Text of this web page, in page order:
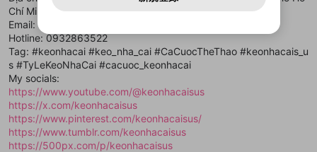
Chí Minh, Việt Nam
Email: keonhacaisus@gmail.com
Hotline: 0932863522
Tag: #keonhacai #keo_nha_cai #CaCuocTheThao #keonhacais_u
s #TyLeKeoNhaCai #cacuoc_keonhacai
My socials:
https://www.youtube.com/@keonhacaisus
https://x.com/keonhacaisus
https://www.pinterest.com/keonhacaisus/
https://www.tumblr.com/keonhacaisus
https://500px.com/p/keonhacaisus
動画のプレイリストを一つ選択すると、そのプレイ
ることができます。
動画プレイリストを選択
閉じる
Appleでサインアップ
mellow-fanの利用規約・プライバシーポリシー・外部
サービスとのID連携に関する同意事項
で、次にお進みください
アカウント作成
mellow-fanからのお得な情報をメールで受
け取る
Appleでサインイン
mellow-fanの利用規約・プライバシーポリシー・外部
サービスとのID連携に関する同意事項
で、次にお進みください
登録が必要です。
登録
あとで登録
入力
なりすまし行為
出会いを誘導する行為
ねずみ講やマルチ商法
誤解を招く配信設定
ゲームの録画禁止区域の配信
改造版・海賊版ソフトの配信
用することは、利用規約違反になります。
送信
閉じる
様変更により、限定コミュニティ特典の提供が終了する可能
します。
外部サービスとのID連携に関する同意事項
Discordとは？ Discordに参加する